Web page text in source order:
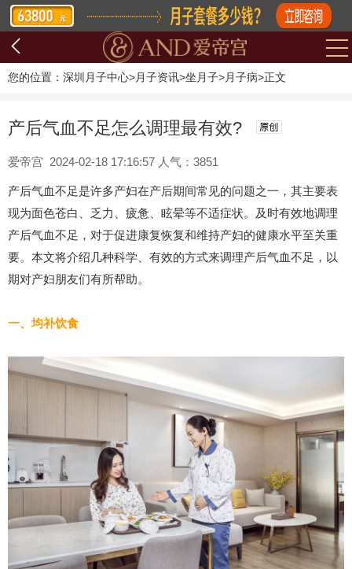
您的位置： 深圳月子中心>月子资讯>坐月子>月子病>正文
产后气血不足怎么调理最有效?
爱帝宫 2024-02-18 17:16:57 人气：3851
产后气血不足是许多产妇在产后期间常见的问题之一，其主要表
现为面色苍白、乏力、疲惫、眩晕等不适症状。及时有效地调理
产后气血不足，对于促进康复恢复和维持产妇的健康水平至关重
要。本文将介绍几种科学、有效的方式来调理产后气血不足，以
期对产妇朋友们有所帮助。
一、均补饮食